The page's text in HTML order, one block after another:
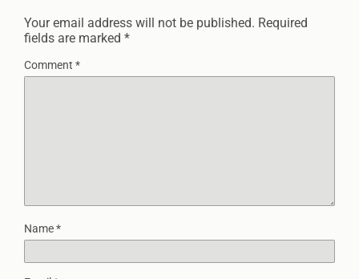
Your email address will not be published. Required
fields are marked *
Comment *
Name*